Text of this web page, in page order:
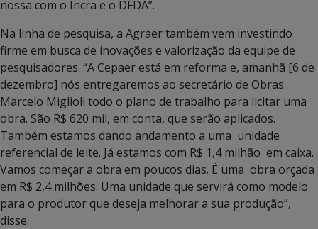
nossa com o Incra e o DFDA”.
Na linha de pesquisa, a Agraer também vem investindo
firme em busca de inovações e valorização da equipe de
pesquisadores. “A Cepaer está em reforma e, amanhã [6 de
dezembro] nós entregaremos ao secretário de Obras
Marcelo Miglioli todo o plano de trabalho para licitar uma
obra. São R$ 620 mil, em conta, que serão aplicados.
Também estamos dando andamento a uma unidade
referencial de leite. Já estamos com R$ 1,4 milhão em caixa.
Vamos começar a obra em poucos dias. É uma obra orçada
em R$ 2,4 milhões. Uma unidade que servirá como modelo
para o produtor que deseja melhorar a sua produção”,
disse.